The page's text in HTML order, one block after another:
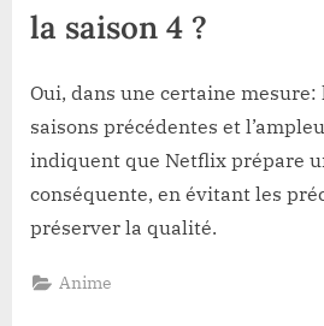
la saison 4 ?
Oui, dans une certaine
saisons précédentes et
indiquent que Netflix prépare
conséquente, en évitant les
préserver la qualité.
Anime